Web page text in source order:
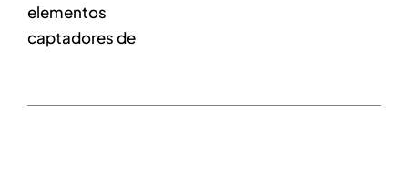
elementos
captadores de